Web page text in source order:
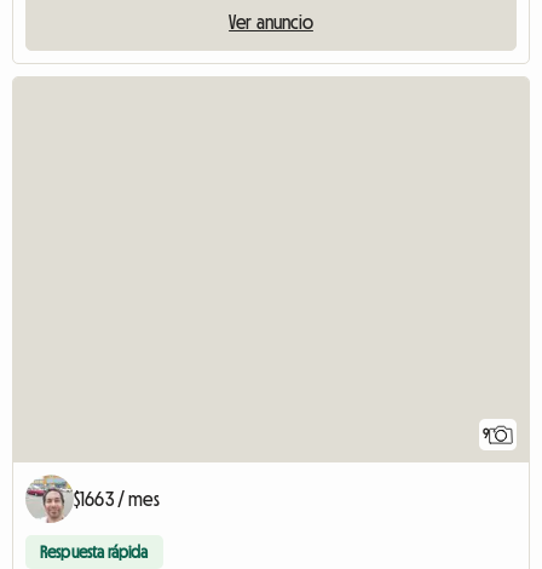
Ver anuncio
9
$1663 / mes
Respuesta rápida